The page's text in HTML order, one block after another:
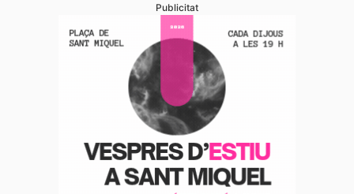
Publicitat